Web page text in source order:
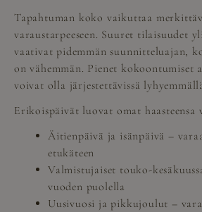
Tapahtuman koko vaikuttaa
varaustarpeeseen. Suuret tilaisuudet
vaativat pidemmän suunnitteluajan,
on vähemmän. Pienet kokoontumiset
voivat olla järjestettävissä
Erikoispäivät luovat omat haasteensa
Äitienpäivä ja isänpäivä –
etukäteen
Valmistujaiset touko-
vuoden puolella
Uusivuosi ja pikkujoulut –